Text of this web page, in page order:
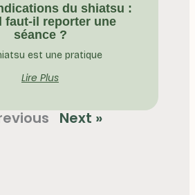
du shiatsu :
faut-il reporter une
séance ?
est une pratique
Lire Plus
Next »